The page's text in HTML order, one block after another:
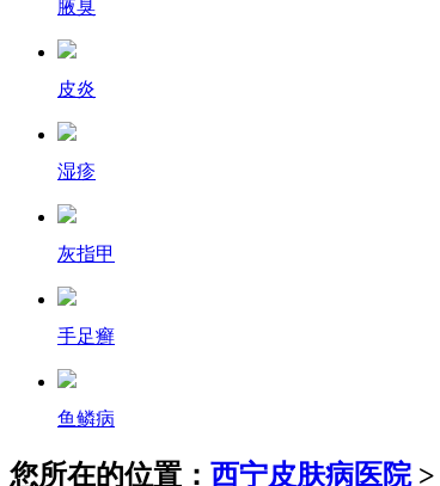
腋臭
皮炎
湿疹
灰指甲
手足癣
鱼鳞病
您所在的位置： 西宁皮肤病医院>